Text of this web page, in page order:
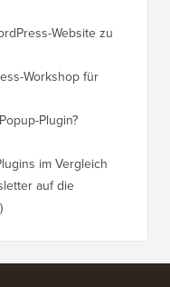
Website zu
Workshop für
Plugin?
im Vergleich
auf die